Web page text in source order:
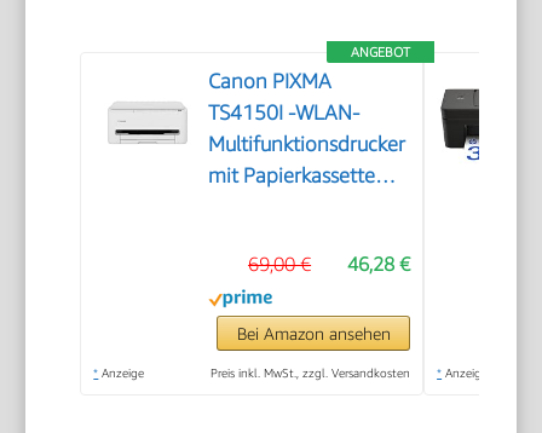
ANGEBOT
Canon PIXMA
TS4150I -WLAN-
Multifunktionsdrucker
mit Papierkassette
Kabelloses Drucken
vom Smartphone
leicht gemacht PIXMA
Print Plan kompatibel
46,28 €
69,00 €
Bei Amazon ansehen
* Anzeige Preis inkl. MwSt., zzgl. Versandkosten * Anzeige